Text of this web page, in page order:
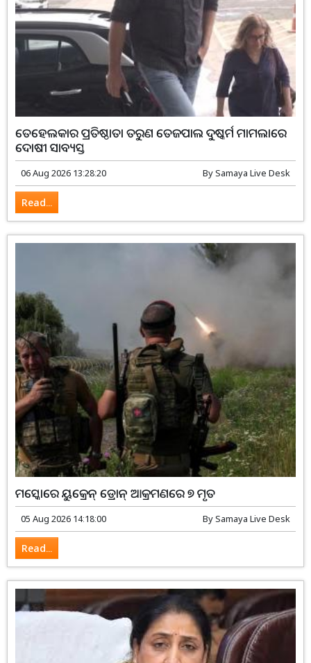
ତେହେଲକାର ପ୍ରତିଷ୍ଠାତା ତରୁଣ ତେଜପାଲ ଦୁଷ୍କର୍ମ ମାମଲାରେ
ଦୋଷୀ ସାବ୍ୟସ୍ତ
06 Aug 2026 13:28:20 BySamaya Live Desk
Read...
ମସ୍କୋରେ ୟୁକ୍ରେନ୍‌ ଡ୍ରୋନ୍‌ ଆକ୍ରମଣରେ ୭ ମୃତ
05 Aug 2026 14:18:00 BySamaya Live Desk
Read...